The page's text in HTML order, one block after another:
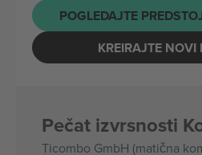
POGLEDAJTE
KREIRAJTE
Pečat izvrsnosti
Ticombo GmbH (matična